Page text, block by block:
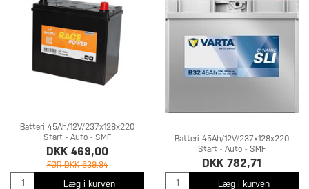
Batteri 45Ah/12V/237x128x220
Start - Auto - SMF
DKK 469,00
FØR DKK 639,94
Læg i kurven
Batteri 45Ah/12V/237x128x220
Start - Auto - SMF
DKK 782,71
Læg i kurven